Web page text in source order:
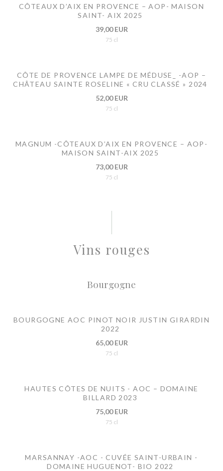
CÔTEAUX D’AIX EN PROVENCE – AOP- MAISON
SAINT- AIX 2025
39,00 EUR
75 cl
CÔTE DE PROVENCE LAMPE DE MÉDUSE_ -AOP –
CHÂTEAU SAINTE ROSELINE « CRU CLASSÉ » 2024
52,00 EUR
75 cl
MAGNUM -CÔTEAUX D’AIX EN PROVENCE – AOP-
MAISON SAINT-AIX 2025
73,00 EUR
75 cl
Vins rouges
Bourgogne
BOURGOGNE AOC PINOT NOIR JUSTIN GIRARDIN
2022
65,00 EUR
75 cl
HAUTES CÔTES DE NUITS - AOC – DOMAINE
BILLARD 2023
75,00 EUR
75 cl
MARSANNAY -AOC - CUVÉE SAINT-URBAIN -
DOMAINE HUGUENOT- BIO 2022